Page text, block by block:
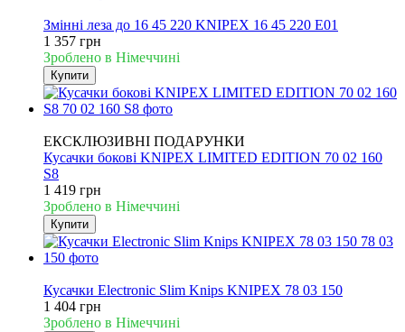
Змінні леза до 16 45 220 KNIPEX 16 45 220 E01
1 357 грн
Зроблено в Німеччині
Купити
ЕКСКЛЮЗИВНІ ПОДАРУНКИ
Кусачки бокові KNIPEX LIMITED EDITION 70 02 160
S8
1 419 грн
Зроблено в Німеччині
Купити
Кусачки Electronic Slim Knips KNIPEX 78 03 150
1 404 грн
Зроблено в Німеччині